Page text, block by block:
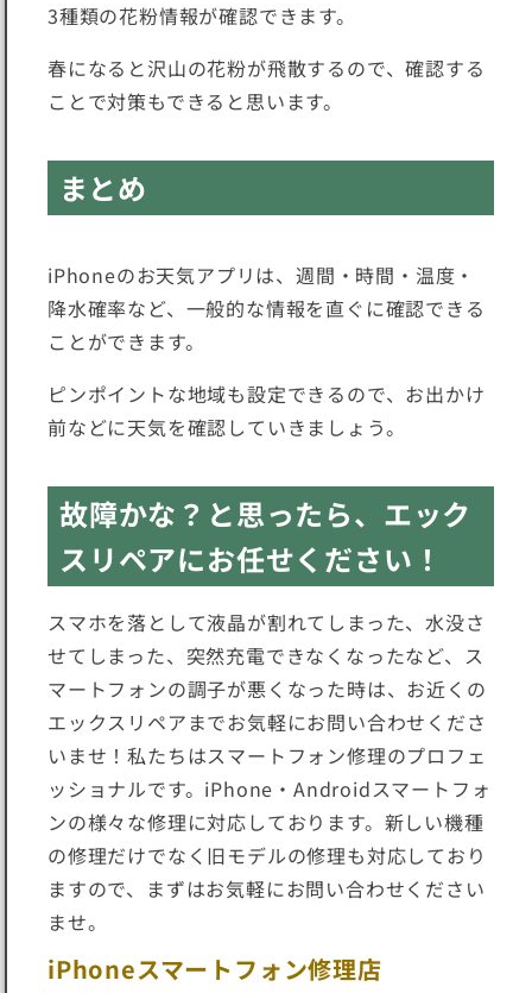
3種類の花粉情報が確認できます。
春になると沢山の花粉が飛散するので、確認する
ことで対策もできると思います。
まとめ
iPhoneのお天気アプリは、週間・時間・温度・
降水確率など、一般的な情報を直ぐに確認できる
ことができます。
ピンポイントな地域も設定できるので、お出かけ
前などに天気を確認していきましょう。
故障かな？と思ったら、エック
スリペアにお任せください！
スマホを落として液晶が割れてしまった、水没さ
せてしまった、突然充電できなくなったなど、ス
マートフォンの調子が悪くなった時は、お近くの
エックスリペアまでお気軽にお問い合わせくださ
いませ！私たちはスマートフォン修理のプロフェ
ッショナルです。iPhone・Androidスマートフォ
ンの様々な修理に対応しております。新しい機種
の修理だけでなく旧モデルの修理も対応しており
ますので、まずはお気軽にお問い合わせください
ませ。
iPhoneスマートフォン修理店